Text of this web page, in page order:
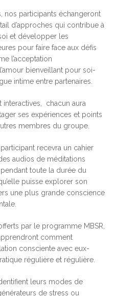
nos participants échangeront
d’approches qui contribue à
et développer les
pour faire face aux défis
l’acceptation
bienveillant pour soi-
intime entre partenaires.
interactives, chacun aura
ses expériences et points
membres du groupe.
recevra un cahier
audios de méditations
toute la durée du
puisse explorer son
une plus grande conscience
par le programme MBSR,
comment
consciente avec eux-
régulière et régulière.
leurs modes de
de stress ou